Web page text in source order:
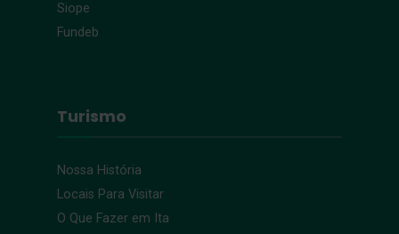
Siope
Fundeb
Turismo
Nossa História
Locais Para Visitar
O Que Fazer em Ita